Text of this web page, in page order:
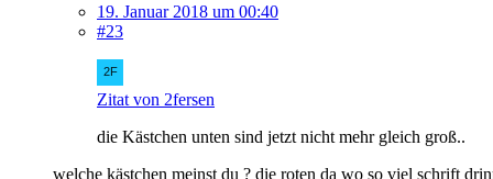
19. Januar 2018 um 00:40
#23
Zitat von 2fersen
die Kästchen unten sind jetzt nicht mehr gleich groß..
welche kästchen meinst du ? die roten da wo so viel schrift